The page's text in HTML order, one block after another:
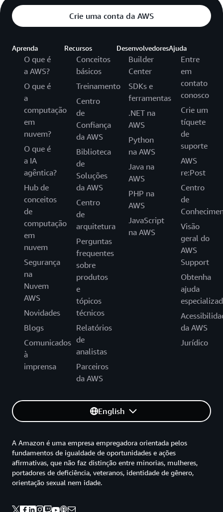
Crie uma conta da AWS
Aprenda
O que é
a AWS?
O que é
a
computação
em
nuvem?
O que é
a IA
agêntica?
Hub de
conceitos
de
computação
em
nuvem
Segurança
na
Nuvem
AWS
Novidades
Blogs
Comunicados
à
imprensa
Recursos
Conceitos
básicos
Treinamento
Centro
de
Confiança
da AWS
Biblioteca
de
Soluções
da AWS
Centro
de
arquitetura
Perguntas
frequentes
sobre
produtos
e
tópicos
técnicos
Relatórios
de
analistas
Parceiros
da AWS
Desenvolvedores
Builder
Center
SDKs e
ferramentas
.NET na
AWS
Python
na AWS
Java na
AWS
PHP na
AWS
JavaScript
na AWS
Ajuda
Entre
em
contato
conosco
Crie um
tíquete
de
suporte
AWS
re:Post
Centro
de
Visão
geral do
AWS
Support
Obtenha
ajuda
da AWS
Jurídico
English
A Amazon é uma empresa empregadora orientada pelos
fundamentos de igualdade de oportunidades e ações
afirmativas, que não faz distinção entre minorias, mulheres,
portadores de deficiência, veteranos, identidade de gênero,
orientação sexual nem idade.